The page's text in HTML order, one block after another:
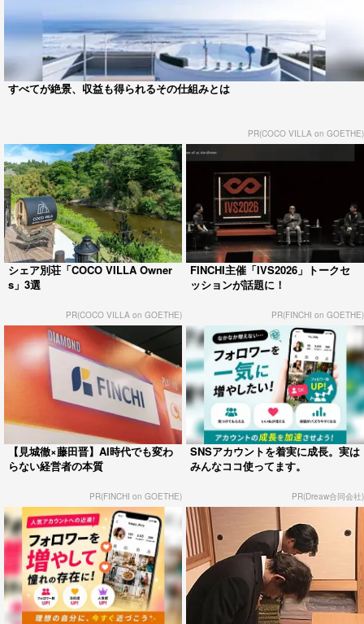
すべてが絶景、収益も得られるその仕組みとは
PR(COCO VILLA on GOETHE)
シェア別荘「COCO VILLA Owner
s」3選
PR(COCO VILLA on GOETHE)
FINCHI主催「IVS2026」トークセ
ッションが話題に！
PR(FINCHI on GOETHE)
【見城徹×藤田晋】AI時代でも変わ
らない経営者の本質
PR(FINCHI on GOETHE)
SNSアカウントを着実に成長。実は
みんなココ使ってます。
PR(Dreaw合同会社)